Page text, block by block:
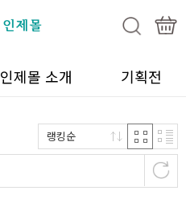
인제몰 소개 기획전
랭킹순